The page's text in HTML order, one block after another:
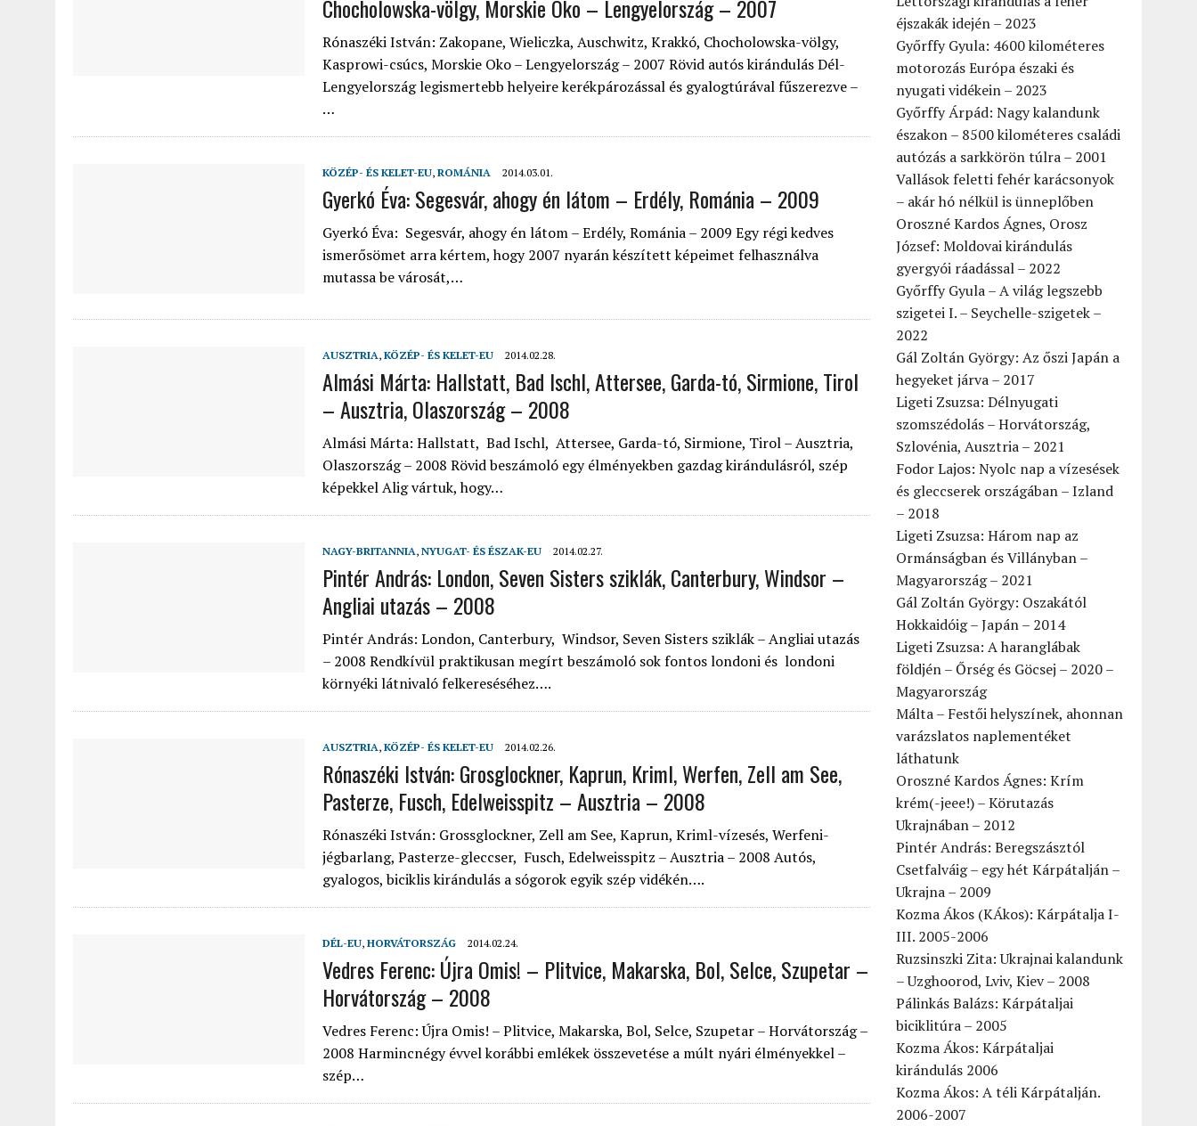
FODOR LAJOS: NYOLC NAP A VÍZESÉSEK ÉS GLECCSEREK ORSZÁGÁBAN – IZLAND – 2018
EURÓPA LEGFONTOSABB VÁROSAI A DIGITÁLIS NOMÁDOK SZÁMÁRA 2026-BAN
Chocholowska-völgy, Morskie Oko – Lengyelország – 2007
Rónaszéki István: Zakopane, Wieliczka, Auschwitz, Krakkó, Chocholowska-völgy,
Kasprowi-csúcs, Morskie Oko – Lengyelország – 2007 Rövid autós kirándulás Dél-
Lengyelország legismertebb helyeire kerékpározással és gyalogtúrával fűszerezve –
…
KÖZÉP- ÉS KELET-EU, ROMÁNIA 2014.03.01.
Gyerkó Éva: Segesvár, ahogy én látom – Erdély, Románia – 2009
Gyerkó Éva: Segesvár, ahogy én látom – Erdély, Románia – 2009 Egy régi kedves
ismerősömet arra kértem, hogy 2007 nyarán készített képeimet felhasználva
mutassa be városát,…
AUSZTRIA, KÖZÉP- ÉS KELET-EU 2014.02.28.
Almási Márta: Hallstatt, Bad Ischl, Attersee, Garda-tó, Sirmione, Tirol
– Ausztria, Olaszország – 2008
Almási Márta: Hallstatt, Bad Ischl, Attersee, Garda-tó, Sirmione, Tirol – Ausztria,
Olaszország – 2008 Rövid beszámoló egy élményekben gazdag kirándulásról, szép
képekkel Alig vártuk, hogy…
NAGY-BRITANNIA, NYUGAT- ÉS ÉSZAK-EU 2014.02.27.
Pintér András: London, Seven Sisters sziklák, Canterbury, Windsor –
Angliai utazás – 2008
Pintér András: London, Canterbury, Windsor, Seven Sisters sziklák – Angliai utazás
– 2008 Rendkívül praktikusan megírt beszámoló sok fontos londoni és londoni
környéki látnivaló felkereséséhez….
AUSZTRIA, KÖZÉP- ÉS KELET-EU 2014.02.26.
Rónaszéki István: Grosglockner, Kaprun, Kriml, Werfen, Zell am See,
Pasterze, Fusch, Edelweisspitz – Ausztria – 2008
Rónaszéki István: Grossglockner, Zell am See, Kaprun, Kriml-vízesés, Werfeni-
jégbarlang, Pasterze-gleccser, Fusch, Edelweisspitz – Ausztria – 2008 Autós,
gyalogos, biciklis kirándulás a sógorok egyik szép vidékén….
DÉL-EU, HORVÁTORSZÁG 2014.02.24.
Vedres Ferenc: Újra Omis! – Plitvice, Makarska, Bol, Selce, Szupetar –
Horvátország – 2008
Vedres Ferenc: Újra Omis! – Plitvice, Makarska, Bol, Selce, Szupetar – Horvátország –
2008 Harmincnégy évvel korábbi emlékek összevetése a múlt nyári élményekkel –
szép…
éjszakák idején – 2023
Győrffy Gyula: 4600 kilométeres
motorozás Európa északi és
nyugati vidékein – 2023
Győrffy Árpád: Nagy kalandunk
északon – 8500 kilométeres családi
autózás a sarkkörön túlra – 2001
Vallások feletti fehér karácsonyok
– akár hó nélkül is ünneplőben
Oroszné Kardos Ágnes, Orosz
József: Moldovai kirándulás
gyergyói ráadással – 2022
Győrffy Gyula – A világ legszebb
szigetei I. – Seychelle-szigetek –
2022
Gál Zoltán György: Az őszi Japán a
hegyeket járva – 2017
Ligeti Zsuzsa: Délnyugati
szomszédolás – Horvátország,
Szlovénia, Ausztria – 2021
Fodor Lajos: Nyolc nap a vízesések
és gleccserek országában – Izland
– 2018
Ligeti Zsuzsa: Három nap az
Ormánságban és Villányban –
Magyarország – 2021
Gál Zoltán György: Oszakától
Hokkaidóig – Japán – 2014
Ligeti Zsuzsa: A haranglábak
földjén – Őrség és Göcsej – 2020 –
Magyarország
Málta – Festői helyszínek, ahonnan
varázslatos naplementéket
láthatunk
Oroszné Kardos Ágnes: Krím
krém(-jeee!) – Körutazás
Ukrajnában – 2012
Pintér András: Beregszásztól
Csetfalváig – egy hét Kárpátalján –
Ukrajna – 2009
Kozma Ákos (KÁkos): Kárpátalja I-
III. 2005-2006
Ruzsinszki Zita: Ukrajnai kalandunk
– Uzghoorod, Lviv, Kiev – 2008
Pálinkás Balázs: Kárpátaljai
biciklitúra – 2005
Kozma Ákos: Kárpátaljai
kirándulás 2006
Kozma Ákos: A téli Kárpátalján.
2006-2007